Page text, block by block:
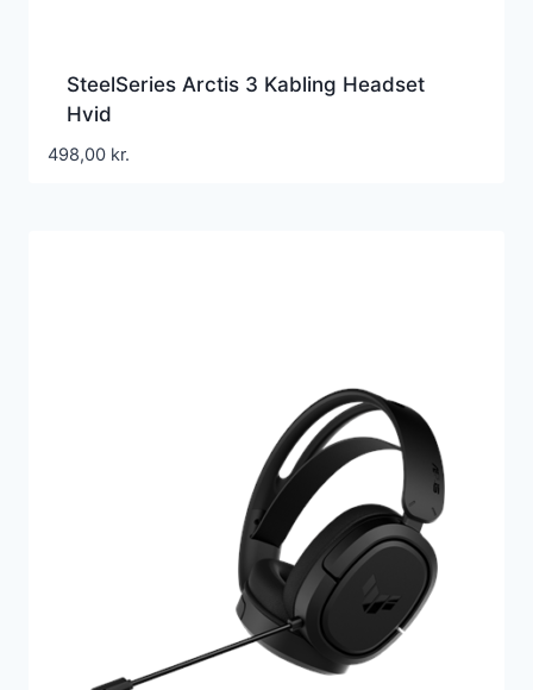
SteelSeries Arctis 3 Kabling Headset
Hvid
498,00 kr.